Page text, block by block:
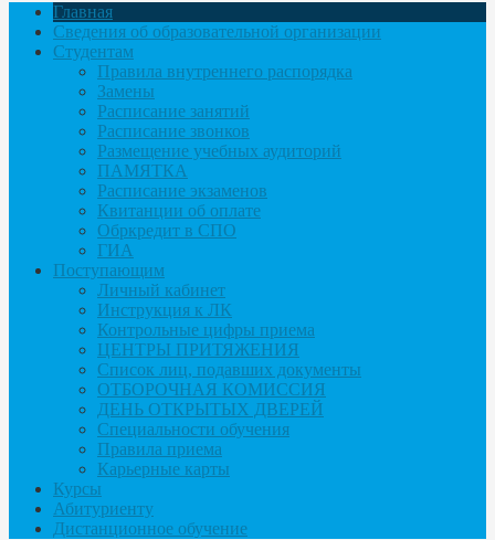
Главная
Сведения об образовательной организации
Студентам
Правила внутреннего распорядка
Замены
Расписание занятий
Расписание звонков
Размещение учебных аудиторий
ПАМЯТКА
Расписание экзаменов
Квитанции об оплате
Обркредит в СПО
ГИА
Поступающим
Личный кабинет
Инструкция к ЛК
Контрольные цифры приема
ЦЕНТРЫ ПРИТЯЖЕНИЯ
Список лиц, подавших документы
ОТБОРОЧНАЯ КОМИССИЯ
ДЕНЬ ОТКРЫТЫХ ДВЕРЕЙ
Специальности обучения
Правила приема
Карьерные карты
Курсы
Абитуриенту
Дистанционное обучение